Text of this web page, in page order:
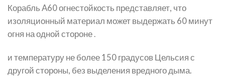
Корабль A60 огнестойкость представляет, что
изоляционный материал может выдержать 60 минут
огня на одной стороне .
и температуру не более 150 градусов Цельсия с
другой стороны, без выделения вредного дыма.